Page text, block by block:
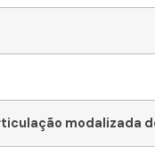
modalizada